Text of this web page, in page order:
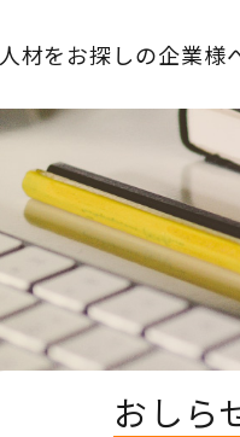
人材をお探しの企業様
おしら